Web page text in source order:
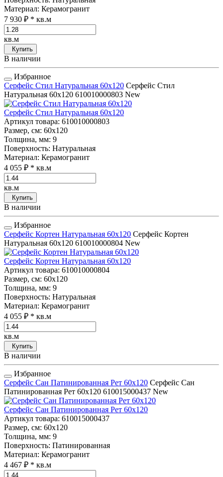
Материал: Керамогранит
7 930 ₽ * кв.м
кв.м
Купить
В наличии
Избранное
Серфейс Стил Натуральная 60x120 Серфейс Стил
Натуральная 60x120 610010000803 New
Серфейс Стил Натуральная 60x120
Артикул товара: 610010000803
Размер, см: 60x120
Толщина, мм: 9
Поверхность: Натуральная
Материал: Керамогранит
4 055 ₽ * кв.м
кв.м
Купить
В наличии
Избранное
Серфейс Кортен Натуральная 60x120 Серфейс Кортен
Натуральная 60x120 610010000804 New
Серфейс Кортен Натуральная 60x120
Артикул товара: 610010000804
Размер, см: 60x120
Толщина, мм: 9
Поверхность: Натуральная
Материал: Керамогранит
4 055 ₽ * кв.м
кв.м
Купить
В наличии
Избранное
Серфейс Сан Патинированная Рет 60x120 Серфейс Сан
Патинированная Рет 60x120 610015000437 New
Серфейс Сан Патинированная Рет 60x120
Артикул товара: 610015000437
Размер, см: 60x120
Толщина, мм: 9
Поверхность: Патинированная
Материал: Керамогранит
4 467 ₽ * кв.м